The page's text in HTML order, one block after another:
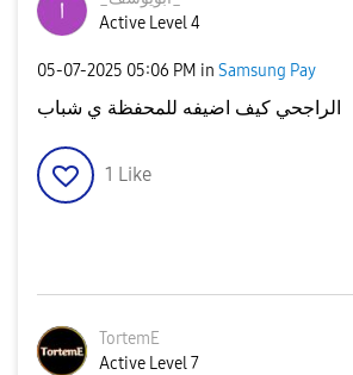
Active Level 4
‎05-07-2025 05:06 PM in Samsung Pay
الراجحي كيف اضيفه للمحفظة ي شباب
1 Like
TortemE
Active Level 7